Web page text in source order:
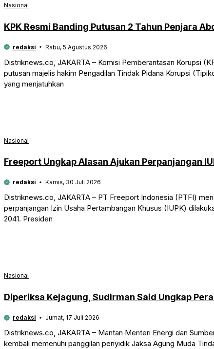
Nasional
KPK Resmi Banding Putusan 2 Tahun Penjara
redaksi Rabu, 5 Agustus 2026
Distriknews.co, JAKARTA – Komisi Pemberantasan Korupsi
putusan majelis hakim Pengadilan Tindak Pidana Korupsi
yang menjatuhkan
Nasional
Freeport Ungkap Alasan Ajukan Perpanjangan
redaksi Kamis, 30 Juli 2026
Distriknews.co, JAKARTA – PT Freeport Indonesia (PTFI)
perpanjangan Izin Usaha Pertambangan Khusus (IUPK)
2041. Presiden
Nasional
Diperiksa Kejagung, Sudirman Said Ungkap
redaksi Jumat, 17 Juli 2026
Distriknews.co, JAKARTA – Mantan Menteri Energi dan
kembali memenuhi panggilan penyidik Jaksa Agung Muda